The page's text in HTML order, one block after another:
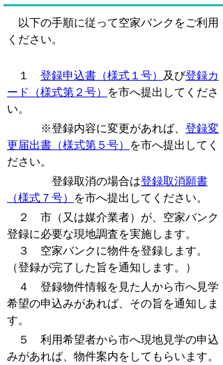
以下の手順に従って空家バンクをご利用
ください。
１ 登録申込書（様式１号） 及び登録カ
ード（様式第２号）
を市へ提出してくださ
い。
※登録内容に変更があれば、 登録変
更届出書（様式第５号）
を市へ提出してく
ださい。
登録取消の場合は登録取消願書
（様式７号）
を市へ提出してください。
２ 市（又は媒介業者）が、空家バンク
登録に必要な現地調査を実施します。
３ 空家バンクに物件を登録します。
（登録が完了した旨を通知します。）
４ 登録物件情報を見た人から市へ見学
希望の申込みがあれば、その旨を通知しま
す。
５ 利用希望者から市へ現地見学の申込
みがあれば、物件案内をしてもらいます。